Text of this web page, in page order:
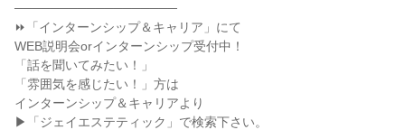
──────────────────
⏩「インターンシップ＆キャリア」にて
WEB説明会orインターンシップ受付中！
「話を聞いてみたい！」
「雰囲気を感じたい！」方は
インターンシップ＆キャリアより
▶「ジェイエステティック」で検索下さい。